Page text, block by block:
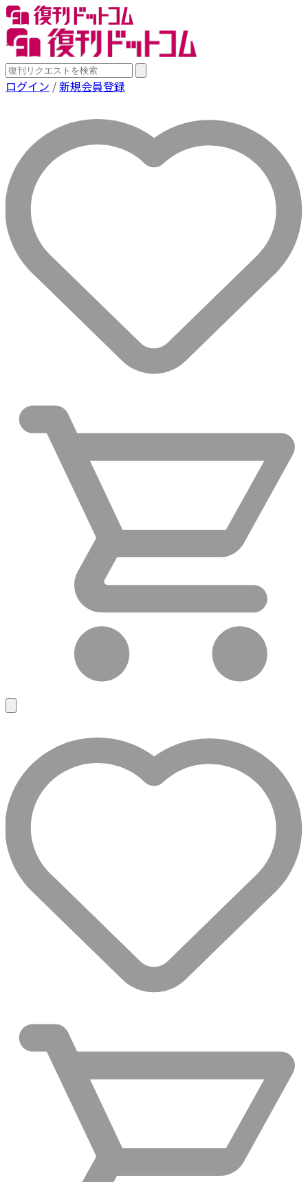
ログイン /新規会員登録